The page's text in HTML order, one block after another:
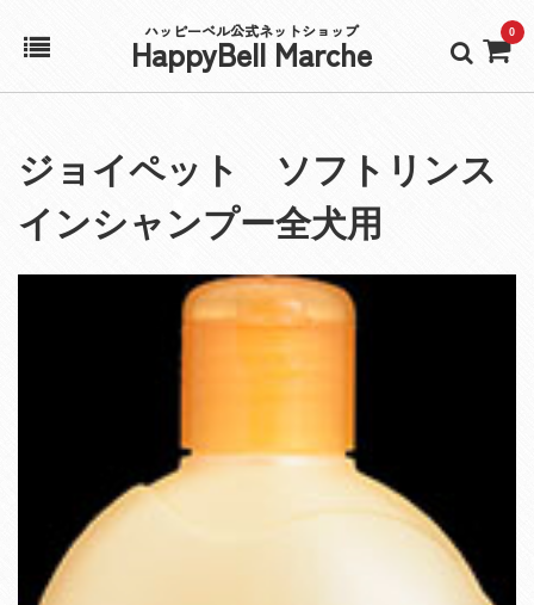
ハッピーベル公式ネットショップ
HappyBell Marche 0
アカウント
カート
ジョイペット ソフトリンス
インシャンプー全犬用